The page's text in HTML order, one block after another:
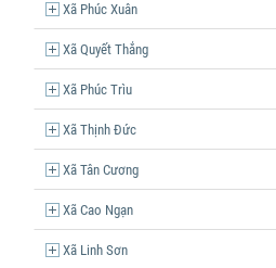
Xã Phúc Xuân
Xã Quyết Thắng
Xã Phúc Trìu
Xã Thịnh Đức
Xã Tân Cương
Xã Cao Ngạn
Xã Linh Sơn